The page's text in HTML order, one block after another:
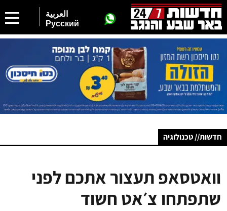
العربية
Русский
חדשות// טכנולוגיה
וואטסאפ תעצור אתכם לפני
שתפתחו צ׳אט חשוד